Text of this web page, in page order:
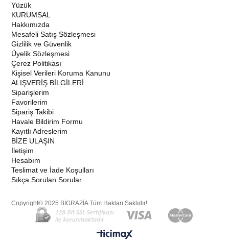
Yüzük
KURUMSAL
Hakkımızda
Mesafeli Satış Sözleşmesi
Gizlilik ve Güvenlik
Üyelik Sözleşmesi
Çerez Politikası
Kişisel Verileri Koruma Kanunu
ALIŞVERİŞ BİLGİLERİ
Siparişlerim
Favorilerim
Sipariş Takibi
Havale Bildirim Formu
Kayıtlı Adreslerim
BİZE ULAŞIN
İletişim
Hesabım
Teslimat ve İade Koşulları
Sıkça Sorulan Sorular
Copyright© 2025 BİGRAZİA Tüm Hakları Saklıdır!